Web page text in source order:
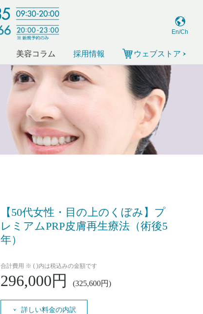
En/Ch
美容コラム 採用情報 ウェブストア
【50代女性・目の上のくぼみ】プ
レミアムPRP皮膚再生療法（術後5
年）
合計費用 ※ ( )内は税込みの金額です
296,000円 (325,600円)
詳しい料金の内訳